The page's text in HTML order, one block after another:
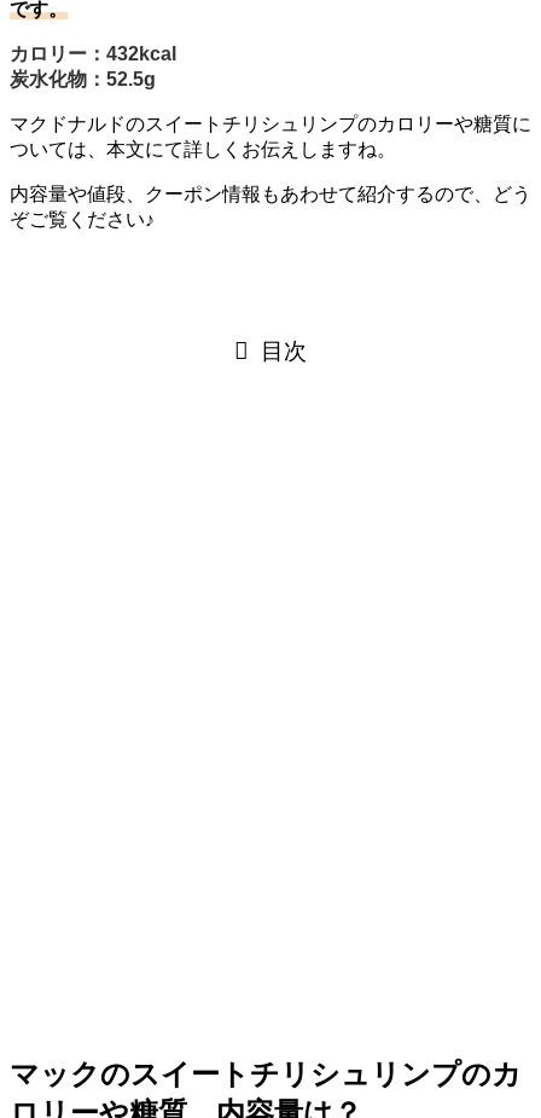
です。
カロリー：432kcal
炭水化物：52.5g
マクドナルドのスイートチリシュリンプのカロリーや糖質に
ついては、本文にて詳しくお伝えしますね。
内容量や値段、クーポン情報もあわせて紹介するので、どう
ぞご覧ください♪
目次
マックのスイートチリシュリンプのカ